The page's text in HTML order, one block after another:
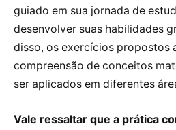
guiado em sua jornada de
desenvolver suas habilidades
disso, os exercícios propostos
compreensão de conceitos
ser aplicados em diferentes
Vale ressaltar que a prática